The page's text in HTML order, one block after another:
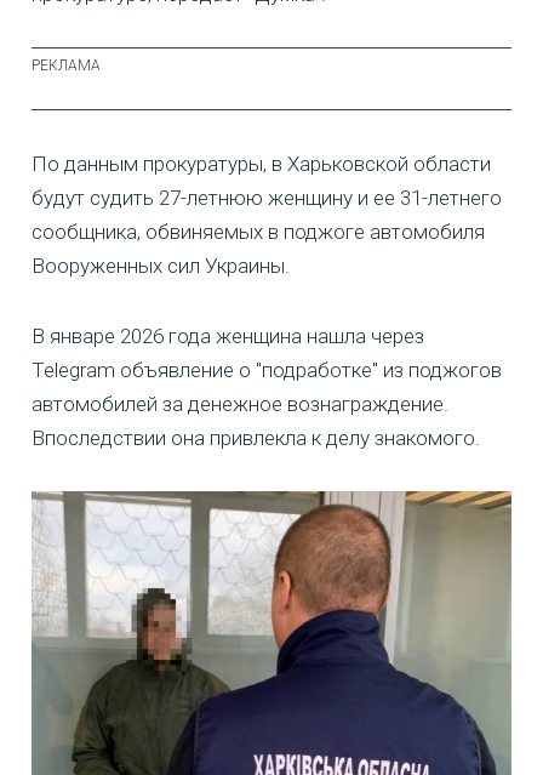
По данным прокуратуры, в Харьковской области
будут судить 27-летнюю женщину и ее 31-летнего
сообщника, обвиняемых в поджоге автомобиля
Вооруженных сил Украины.
В январе 2026 года женщина нашла через
Telegram объявление о "подработке" из поджогов
автомобилей за денежное вознаграждение.
Впоследствии она привлекла к делу знакомого.